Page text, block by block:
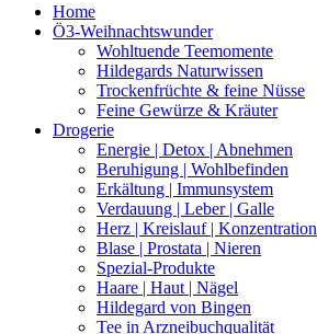
Home
Ö3-Weihnachtswunder
Wohltuende Teemomente
Hildegards Naturwissen
Trockenfrüchte & feine Nüsse
Feine Gewürze & Kräuter
Drogerie
Energie | Detox | Abnehmen
Beruhigung | Wohlbefinden
Erkältung | Immunsystem
Verdauung | Leber | Galle
Herz | Kreislauf | Konzentration
Blase | Prostata | Nieren
Spezial-Produkte
Haare | Haut | Nägel
Hildegard von Bingen
Tee in Arzneibuchqualität